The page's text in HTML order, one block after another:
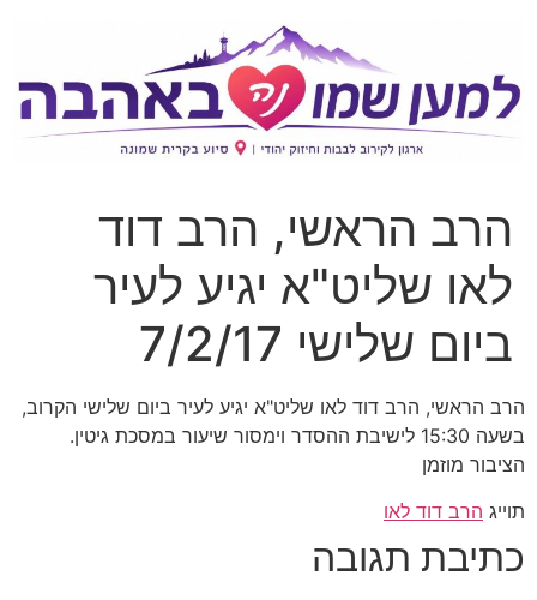
הרב הראשי, הרב דוד
לאו שליט"א יגיע לעיר
ביום שלישי 7/2/17
הרב הראשי, הרב דוד לאו שליט"א יגיע לעיר ביום שלישי הקרוב,
בשעה 15:30 לישיבת ההסדר וימסור שיעור במסכת גיטין.
הציבור מוזמן
תוייג הרב דוד לאו
כתיבת תגובה